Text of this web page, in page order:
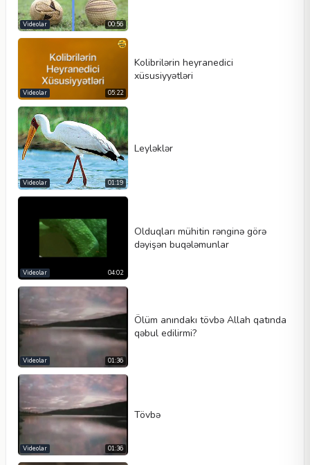
Avtomatik oynat
Kontrolleri göster
Dövr et
En
00:56
Videolar
05:22
Videolar
Kolibrilərin heyranedici
xüsusiyyətləri
01:19
Videolar
Leyləklər
04:02
Videolar
Olduqları mühitin rənginə görə
dəyişən buqələmunlar
01:36
Videolar
Ölüm anındakı tövbə Allah qatında
qəbul edilirmi?
01:36
Videolar
Tövbə